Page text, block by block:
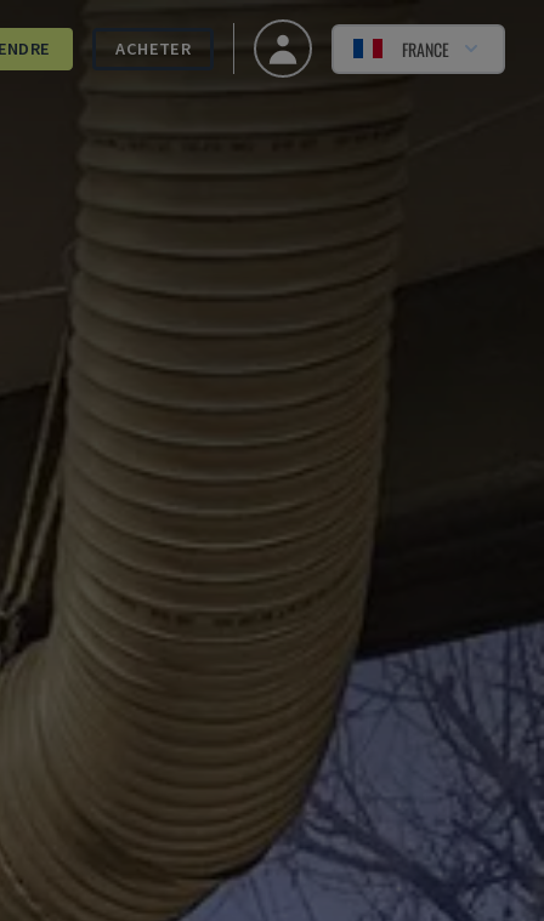
ACHETER FRANCE